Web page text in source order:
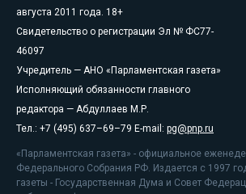
августа 2011 года. 18+
Свидетельство о регистрации Эл № ФС77-
46097
Учредитель — АНО «Парламентская газета»
Исполняющий обязанности главного
редактора — Абдуллаев М.Р.
Тел.: +7 (495) 637–69–79 E-mail: pg@pnp.ru
«Парламентская газета» - официальное
Федерального Собрания РФ. Издается с 1997
газеты - Государственная Дума и Совет